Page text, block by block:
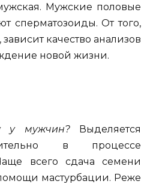
Мужские половые
сперматозоиды. От того,
качество анализов
новой жизни.
у мужчин?Выделяется
в процессе
всего сдача семени
мастурбации. Реже